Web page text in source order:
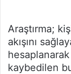
Araştırma;
akışını
hesaplanarak
kaybedilen